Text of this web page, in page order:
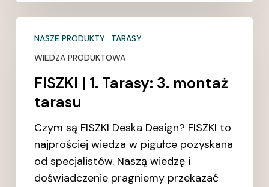
Tarasy:
montaż
tarasu
NASZE PRODUKTY
TARASY
WIEDZA PRODUKTOWA
FISZKI | 1. Tarasy: 3. montaż
tarasu
Czym są FISZKI Deska Design? FISZKI to
najprościej wiedza w pigułce pozyskana
od specjalistów. Naszą wiedzę i
doświadczenie pragniemy przekazać